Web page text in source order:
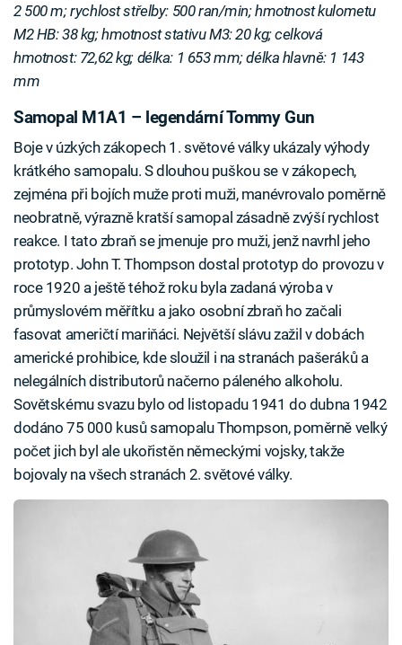
2 500 m; rychlost střelby: 500 ran/min; hmotnost kulometu
M2 HB: 38 kg; hmotnost stativu M3: 20 kg; celková
hmotnost: 72,62 kg; délka: 1 653 mm; délka hlavně: 1 143
mm
Samopal M1A1 – legendární Tommy Gun
Boje v úzkých zákopech 1. světové války ukázaly výhody
krátkého samopalu. S dlouhou puškou se v zákopech,
zejména při bojích muže proti muži, manévrovalo poměrně
neobratně, výrazně kratší samopal zásadně zvýší rychlost
reakce. I tato zbraň se jmenuje pro muži, jenž navrhl jeho
prototyp. John T. Thompson dostal prototyp do provozu v
roce 1920 a ještě téhož roku byla zadaná výroba v
průmyslovém měřítku a jako osobní zbraň ho začali
fasovat američtí mariňáci. Největší slávu zažil v dobách
americké prohibice, kde sloužil i na stranách pašeráků a
nelegálních distributorů načerno páleného alkoholu.
Sovětskému svazu bylo od listopadu 1941 do dubna 1942
dodáno 75 000 kusů samopalu Thompson, poměrně velký
počet jich byl ale ukořistěn německými vojsky, takže
bojovaly na všech stranách 2. světové války.